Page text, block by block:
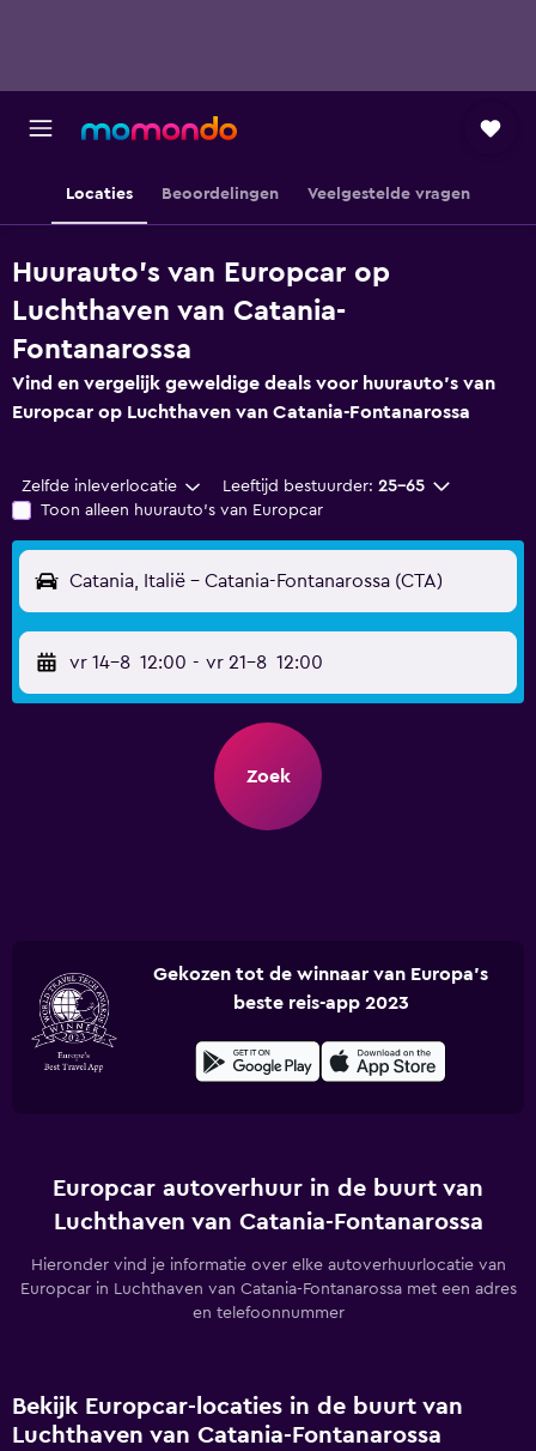
Locaties Beoordelingen Veelgestelde vragen
Huurauto's van Europcar op
Luchthaven van Catania-
Fontanarossa
Vind en vergelijk geweldige deals voor huurauto's van
Europcar op Luchthaven van Catania-Fontanarossa
Zelfde inleverlocatie Leeftijd bestuurder: 25-65
Toon alleen huurauto's van Europcar
Catania, Italië - Catania-Fontanarossa (CTA)
vr 14-8 12:00 - vr 21-8 12:00
Zoek
Gekozen tot de winnaar van Europa's
beste reis-app 2023
Europcar autoverhuur in de buurt van
Luchthaven van Catania-Fontanarossa
Hieronder vind je informatie over elke autoverhuurlocatie van
Europcar in Luchthaven van Catania-Fontanarossa met een adres
en telefoonnummer
Bekijk Europcar-locaties in de buurt van
Luchthaven van Catania-Fontanarossa